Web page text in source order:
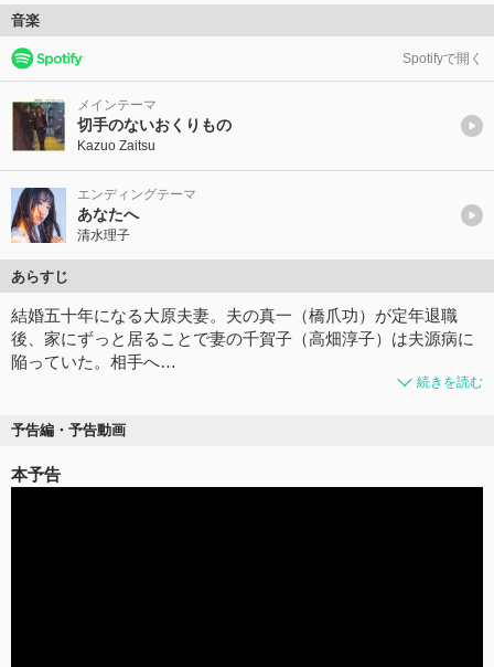
音楽
Spotifyで開く
メインテーマ
切手のないおくりもの
Kazuo Zaitsu
エンディングテーマ
あなたへ
清水理子
あらすじ
結婚五十年になる大原夫妻。夫の真一（橋爪功）が定年退職
後、家にずっと居ることで妻の千賀子（高畑淳子）は夫源病に
陥っていた。相手へ…
続きを読む
予告編・予告動画
本予告